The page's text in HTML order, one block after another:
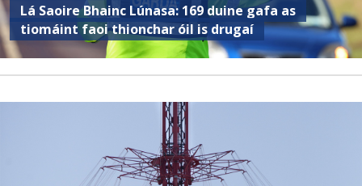
Lá Saoire Bhainc Lúnasa: 169 duine gafa as
tiomáint faoi thionchar óil is drugaí